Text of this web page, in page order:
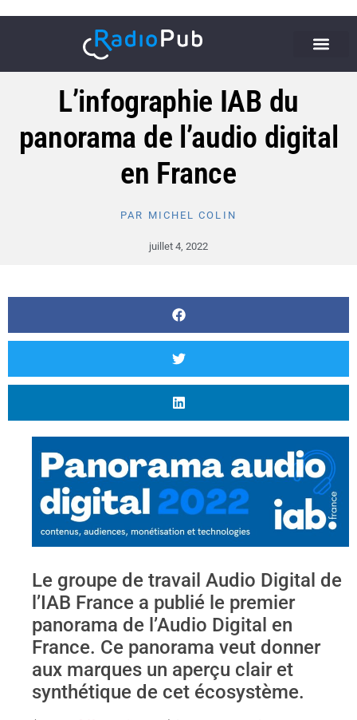
L’infographie IAB du
panorama de l’audio digital
en France
PAR MICHEL COLIN
juillet 4, 2022
Le groupe de travail Audio Digital de
l’IAB France a publié le premier
panorama de l’Audio Digital en
France. Ce panorama veut donner
aux marques un aperçu clair et
synthétique de cet écosystème.